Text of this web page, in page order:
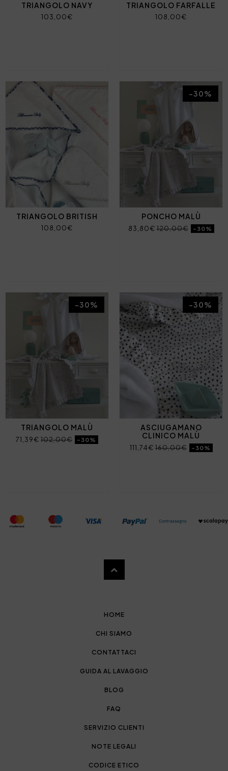
TRIANGOLO NAVY
103,00€
TRIANGOLO FARFALLE
108,00€
TRIANGOLO BRITISH
108,00€
PONCHO MALÙ
83,80€120,00€ -30%
-30%
TRIANGOLO MALÙ
71,39€ 102,00€ -30%
-30%
ASCIUGAMANO
CLINICO MALÙ
111,74€160,00€ -30%
-30%
HOME
CHI SIAMO
CONTATTACI
GUIDA AL LAVAGGIO
BLOG
FAQ
SERVIZIO CLIENTI
NOTE LEGALI
CODICE ETICO